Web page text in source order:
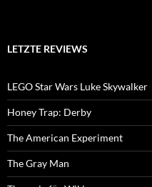
LETZTE REVIEWS
LEGO Star Wars Luke Skywalker
Honey Trap: Derby
The American Experiment
The Gray Man